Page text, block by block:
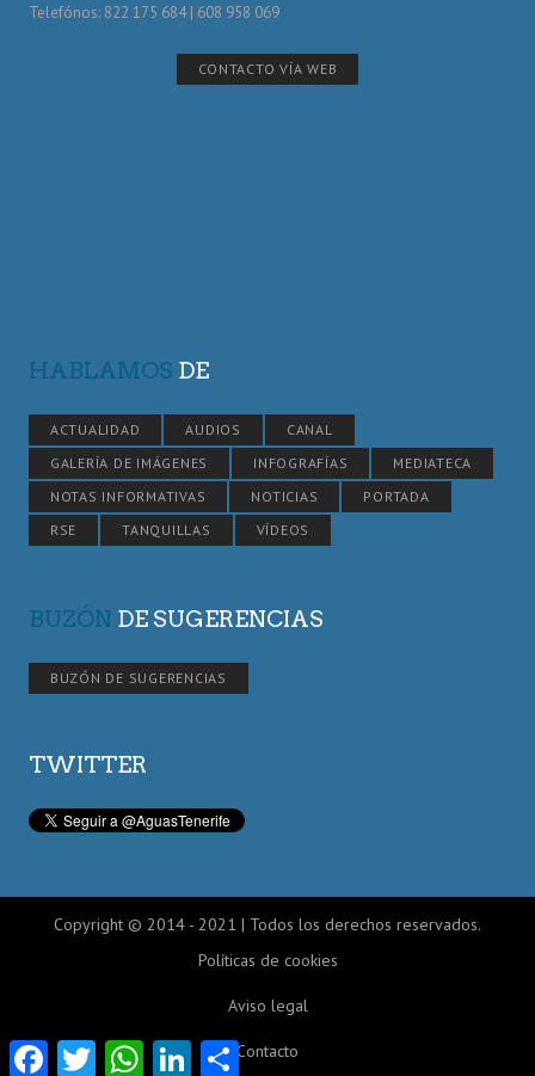
Telefónos: 822 175 684 | 608 958 069
CONTACTO VÍA WEB
HABLAMOS DE
ACTUALIDAD AUDIOS
CANAL
GALERÍA DE IMÁGENES
INFOGRAFÍAS
MEDIATECA
NOTAS INFORMATIVAS
NOTICIAS
PORTADA
RSE
TANQUILLAS VÍDEOS
BUZÓN DE SUGERENCIAS
BUZÓN DE SUGERENCIAS
TWITTER
Copyright © 2014 - 2021 | Todos los derechos reservados.
Políticas de cookies
Aviso legal
Contacto
FacebookTwitter WhatsAppLinkedInCompartir